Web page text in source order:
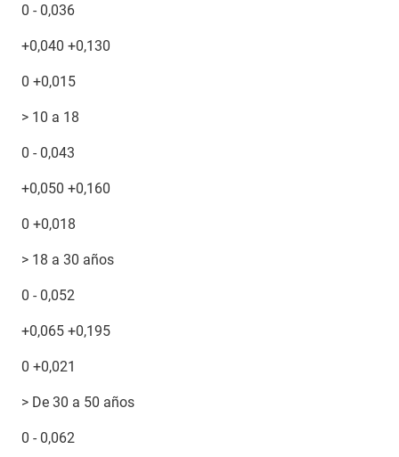
0 - 0,036
+0,040 +0,130
0 +0,015
> 10 a 18
0 - 0,043
+0,050 +0,160
0 +0,018
> 18 a 30 años
0 - 0,052
+0,065 +0,195
0 +0,021
> De 30 a 50 años
0 - 0,062